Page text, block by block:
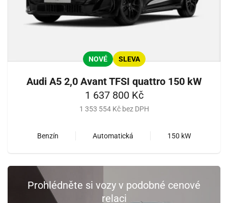
NOVÉ SLEVA
Audi A5 2,0 Avant TFSI quattro 150 kW
1 637 800 Kč
1 353 554 Kč bez DPH
Benzín Automatická 150 kW
Prohlédněte si vozy v podobné cenové
relaci